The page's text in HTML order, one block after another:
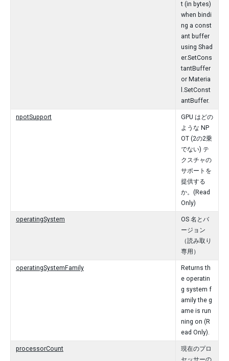
t (in bytes)
when bindi
ng a const
ant buffer
using Shad
er.SetCons
tantBuffer
or Materia
l.SetConst
antBuffer.
npotSupport
GPU はどの
ような NP
OT (2の2乗
でない) テ
クスチャの
サポートを
提供する
か。(Read
Only)
operatingSystem
OS 名とバ
ージョン
（読み取り
専用）
operatingSystemFamily
Returns th
e operatin
g system f
amily the g
ame is run
ning on (R
ead Only).
processorCount
現在のプロ
セッサーの